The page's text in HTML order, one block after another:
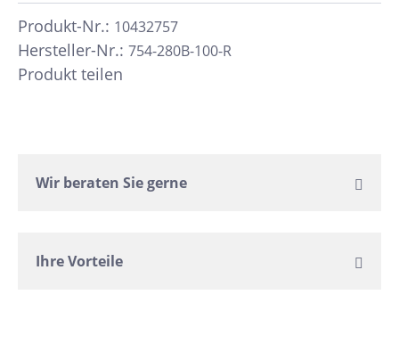
Hersteller-Nr.: 754-280B-100-R
Produkt-Nr.: 10432757
Produkt teilen
Wir beraten Sie gerne
Ihre Vorteile